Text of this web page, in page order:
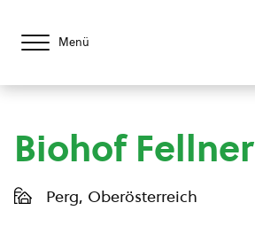
Menü
Biohof Fellner
Perg, Oberösterreich